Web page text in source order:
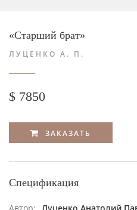
«Старший брат»
ЛУЦЕНКО А. П.
$ 7850
ЗАКАЗАТЬ
Спецификация